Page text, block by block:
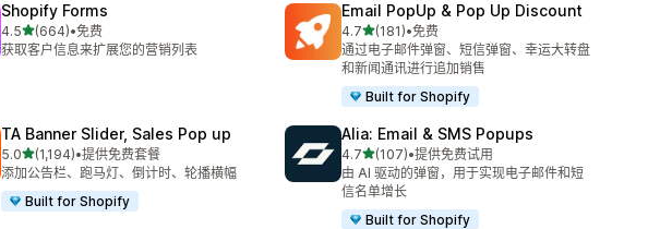
Shopify Forms
4.5星（满分 5 星）
(664)
总共 664 条评论
•免费
获取客户信息来扩展您的营销列表
Email PopUp & Pop Up Discount
4.7星（满分 5 星）
(181)
总共 181 条评论
•免费
通过电子邮件弹窗、短信弹窗、幸运大转盘
和新闻通讯进行追加销售
Built for Shopify
TA Banner Slider, Sales Pop up
5.0星（满分 5 星）
(1,194)
总共 1194 条评论
•提供免费套餐
添加公告栏、跑马灯、倒计时、轮播横幅
Built for Shopify
Alia: Email & SMS Popups
4.7星（满分 5 星）
(107)
总共 107 条评论
•提供免费试用
由 AI 驱动的弹窗，用于实现电子邮件和短
信名单增长
Built for Shopify